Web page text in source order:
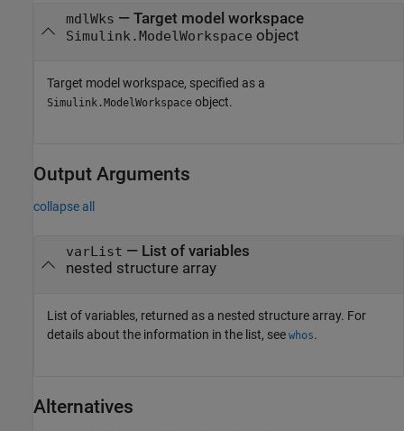
mdlWks — Target model workspace
Simulink.ModelWorkspace object
Target model workspace, specified as a
Simulink.ModelWorkspace object.
Output Arguments
collapse all
varList — List of variables
nested structure array
List of variables, returned as a nested structure array. For
details about the information in the list, see whos.
Alternatives